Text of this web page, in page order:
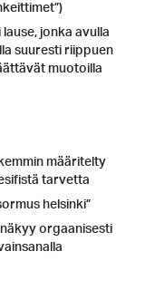
jonka avulla
suuresti riippuen
muotoilla
määritelty
tarvetta
helsinki”
orgaanisesti